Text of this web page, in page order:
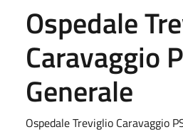
Ospedale
Caravaggio
Generale
Ospedale Treviglio Caravaggio